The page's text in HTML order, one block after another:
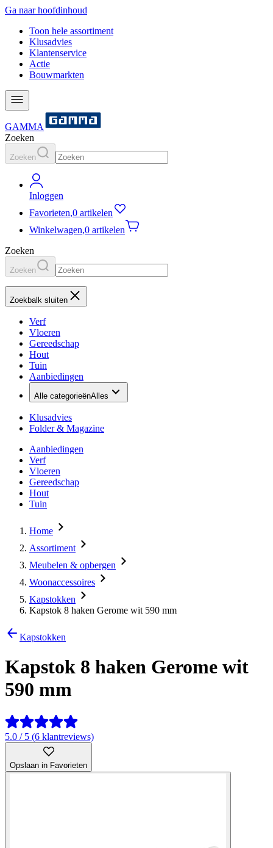
Ga naar hoofdinhoud
Toon hele assortiment
Klusadvies
Klantenservice
Actie
Bouwmarkten
GAMMA
Zoeken
Zoeken
Inloggen
Favorieten,0 artikelen
Winkelwagen,0 artikelen
Zoeken
Zoeken
Zoekbalk sluiten
Verf
Vloeren
Gereedschap
Hout
Tuin
Aanbiedingen
Alle categorieënAlles
Klusadvies
Folder & Magazine
Aanbiedingen
Verf
Vloeren
Gereedschap
Hout
Tuin
Home
Assortiment
Meubelen & opbergen
Woonaccessoires
Kapstokken
Kapstok 8 haken Gerome wit 590 mm
Kapstokken
Kapstok 8 haken Gerome wit
590 mm
5.0 / 5 (6 klantreviews)
Opslaan in Favorieten